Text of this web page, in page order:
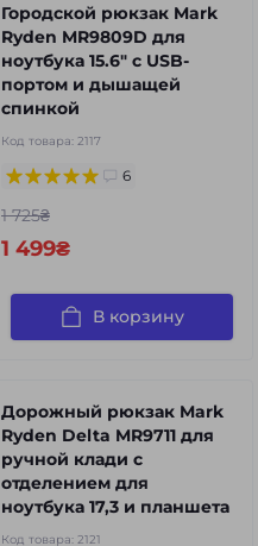
Городской рюкзак Mark
Ryden MR9809D для
ноутбука 15.6" с USB-
портом и дышащей
спинкой
Код товара: 2117
6
1 725₴
1 499₴
В корзину
Дорожный рюкзак Mark
Ryden Delta MR9711 для
ручной клади с
отделением для
ноутбука 17,3 и планшета
Код товара: 2121